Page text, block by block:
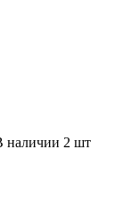
наличии 2 шт